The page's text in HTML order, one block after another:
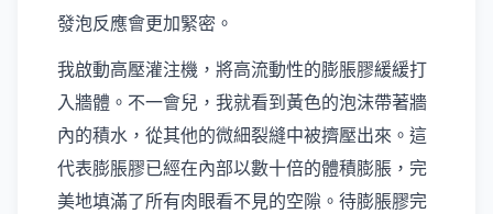
發泡反應會更加緊密。
我啟動高壓灌注機，將高流動性的膨脹膠緩緩打
入牆體。不一會兒，我就看到黃色的泡沫帶著牆
內的積水，從其他的微細裂縫中被擠壓出來。這
代表膨脹膠已經在內部以數十倍的體積膨脹，完
美地填滿了所有肉眼看不見的空隙。待膨脹膠完